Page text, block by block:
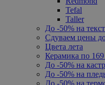
Tefal
Taller
До -50% на
Сдуваем цены
Цвета лета
Керамика по
До -50% на
До -50% на
До -50% на